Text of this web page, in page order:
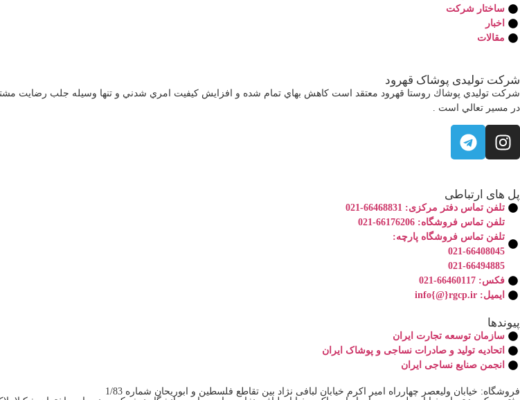
ساختار شرکت
اخبار
مقالات
شرکت تولیدی پوشاک قهرود
شركت توليدي پوشاك روستا قهرود معتقد است كاهش بهاي تمام شده و افزايش كيفيت امري شدني و تنها وسيله جلب رضايت
در مسير تعالي است .
پل های ارتباطی
تلفن تماس دفتر مرکزی: 66468831-021
تلفن تماس فروشگاه: 66176206-021
تلفن تماس فروشگاه پارچه:
021-66408045
021-66494885
فکس: 66460117-021
ایمیل: info{@}rgcp.ir
پیوندها
سازمان توسعه تجارت ايران
اتحاديه تولید و صادرات نساجی و پوشاک ایران
انجمن صنایع نساجی ایران
فروشگاه: خیابان ولیعصر چهارراه امیر اکرم خیابان لبافی نژاد بین تقاطع فلسطین و ابوریحان شماره 1/83